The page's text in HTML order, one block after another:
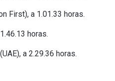
First), a 1.01.33 horas.
horas.
a 2.29.36 horas.